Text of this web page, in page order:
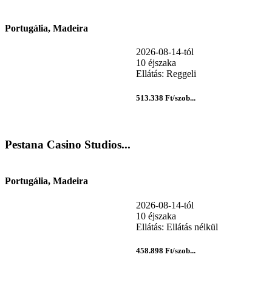
Portugália, Madeira
2026-08-14-tól
10 éjszaka
Ellátás: Reggeli
513.338 Ft/szob...
Pestana Casino Studios...
Portugália, Madeira
2026-08-14-tól
10 éjszaka
Ellátás: Ellátás nélkül
458.898 Ft/szob...